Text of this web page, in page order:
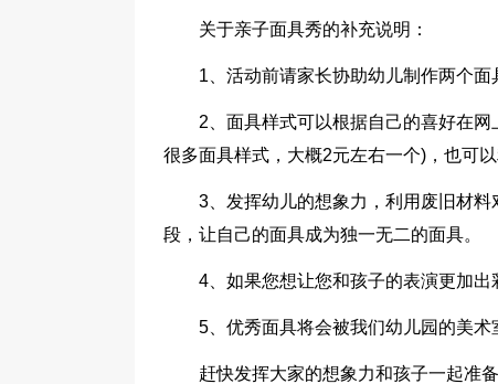
关于亲子面具秀的补充说明：
1、活动前请家长协助幼儿制作两个面
2、面具样式可以根据自己的喜好在
很多面具样式，大概2元左右一个)，也可
3、发挥幼儿的想象力，利用废旧材料
段，让自己的面具成为独一无二的面具。
4、如果您想让您和孩子的表演更加出
5、优秀面具将会被我们幼儿园的美
赶快发挥大家的想象力和孩子一起准